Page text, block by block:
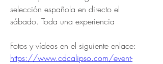
selección española en directo el
sábado. Toda una experiencia
Fotos y vídeos en el siguiente enlace:
https://www.cdcalipso.com/event-